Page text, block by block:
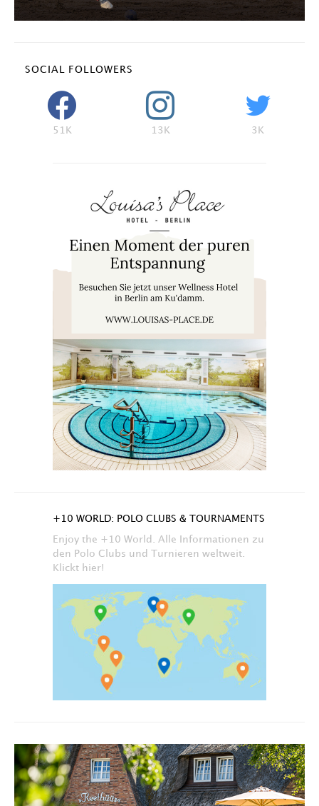
SOCIAL FOLLOWERS
51K 13K 3K
+10 WORLD: POLO CLUBS & TOURNAMENTS
Enjoy the +10 World. Alle Informationen zu
den Polo Clubs und Turnieren weltweit.
Klickt hier!